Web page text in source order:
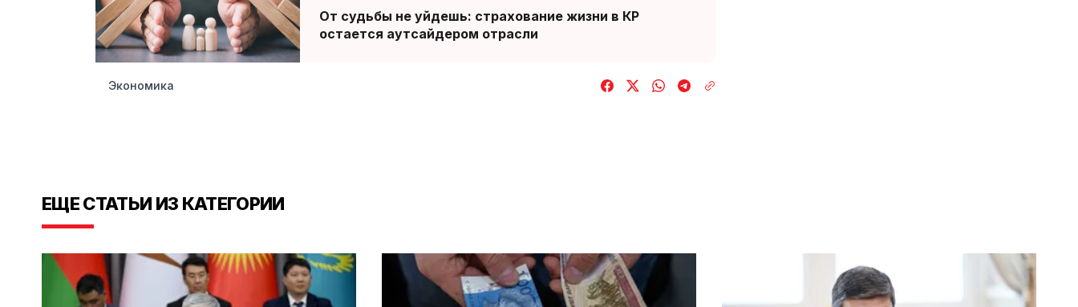
От судьбы не уйдешь: страхование жизни в КР
остается аутсайдером отрасли
Экономика
ЕЩЕ СТАТЬИ ИЗ КАТЕГОРИИ